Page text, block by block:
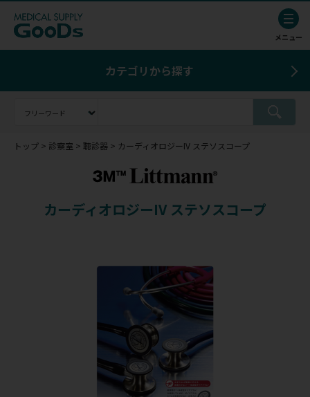
カテゴリから探す
トップ 診察室 聴診器 カーディオロジーIV ステソスコープ
カーディオロジーIV ステソスコープ